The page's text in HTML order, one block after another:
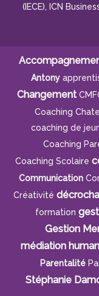
(IECE), ICN
Antony
Changement
Coaching
coaching de
Coaching
Coaching Scolaire
Communication
Créativité
formation
Gestion
médiation
Parentalité
Stéphanie